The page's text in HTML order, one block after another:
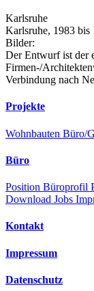
Karlsruhe
Karlsruhe, 1983 bis
Bilder:
Der Entwurf ist der
Firmen-/
Verbindung nach
Projekte
Wohnbauten Büro/
Büro
Position Büroprofil
Download Jobs
Kontakt
Impressum
Datenschutz